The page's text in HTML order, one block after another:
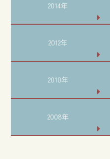
2014年
2012年
2010年
2008年